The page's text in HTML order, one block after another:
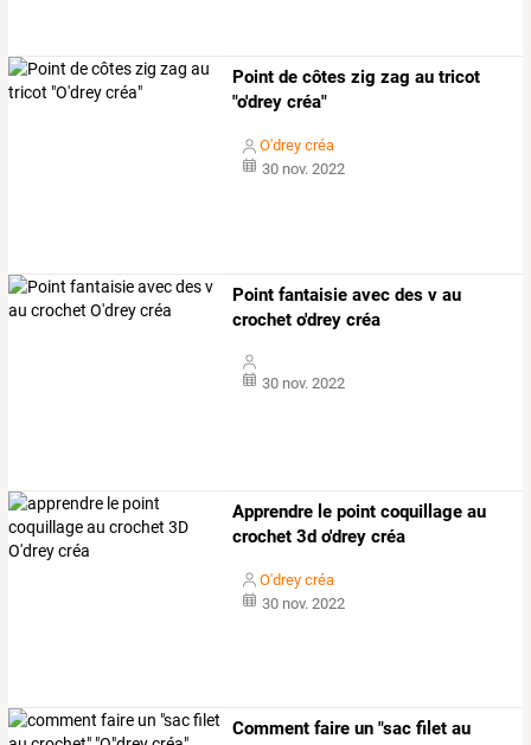
Point de côtes zig zag au tricot
"o'drey créa"
O'drey créa
30 nov. 2022
Point fantaisie avec des v au
crochet o'drey créa
30 nov. 2022
Apprendre le point coquillage au
crochet 3d o'drey créa
O'drey créa
30 nov. 2022
Comment faire un "sac filet au